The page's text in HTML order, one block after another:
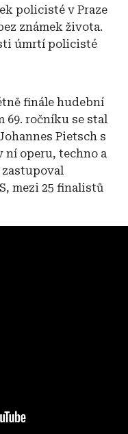
policisté v Praze
známek života.
úmrtí policisté
finále hudební
69. ročníku se stal
Pietsch s
ní operu, techno a
zastupoval
mezi 25 finalistů